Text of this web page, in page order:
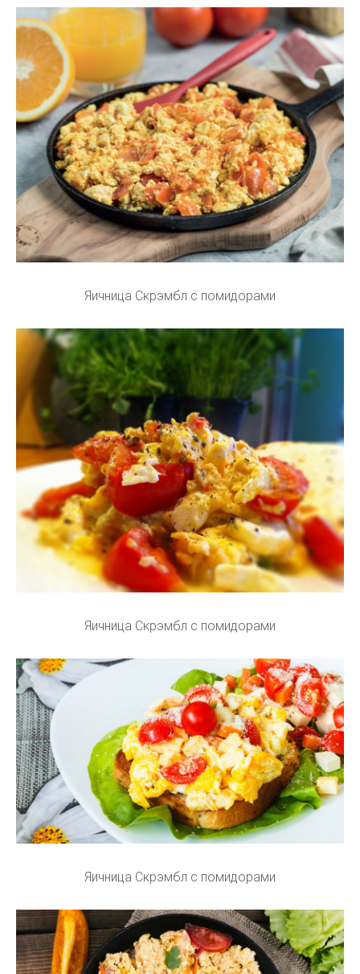
Яичница Скрэмбл с помидорами
Яичница Скрэмбл с помидорами
Яичница Скрэмбл с помидорами